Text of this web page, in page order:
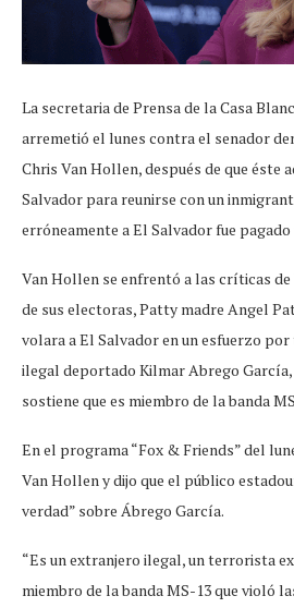
La secretaria de Prensa de la Casa
arremetió el lunes contra el senador
Chris Van Hollen, después de que éste
Salvador para reunirse con un
erróneamente a El Salvador fue
Van Hollen se enfrentó a las críticas
de sus electoras, Patty madre Angel
volara a El Salvador en un esfuerzo
ilegal deportado Kilmar Abrego García,
sostiene que es miembro de la banda
En el programa “Fox & Friends” del
Van Hollen y dijo que el público
verdad” sobre Ábrego García.
“Es un extranjero ilegal, un terrorista
miembro de la banda MS-13 que violó